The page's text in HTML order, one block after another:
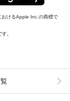
けるApple Inc.の商標で
。